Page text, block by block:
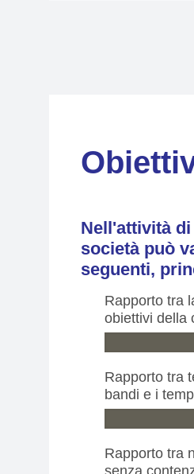
Nell'attività
società può
seguenti,
Rapporto tra
obiettivi della
Rapporto tra
bandi e i
Rapporto tra
senza